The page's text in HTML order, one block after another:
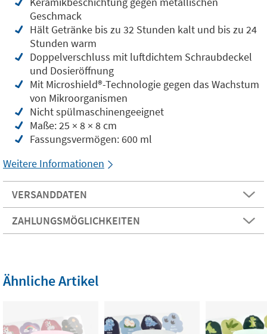
Geschmack
Hält Getränke bis zu 32 Stunden kalt und bis zu 24
Stunden warm
Doppelverschluss mit luftdichtem Schraubdeckel
und Dosieröffnung
Mit Microshield®️-Technologie gegen das Wachstum
von Mikroorganismen
Nicht spülmaschinengeeignet
Maße: 25 × 8 × 8 cm
Fassungsvermögen: 600 ml
Weitere Informationen
VERSANDDATEN
ZAHLUNGSMÖGLICHKEITEN
Ähnliche Artikel